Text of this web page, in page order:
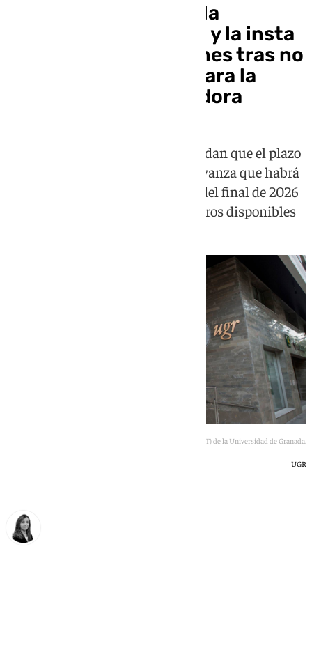
La Junta comparte «la
extrañeza» de la UGR y la insta
a presentar alegaciones tras no
recibir financiación para la
excelencia investigadora
Desde el Gobierno andaluz recuerdan que el plazo
está abierto hasta el 6 de julio y avanza que habrá
una segunda convocatoria antes del final de 2026
hasta agotar los 27 millones de euros disponibles
Centro de Transferencia Tecnológica (CTT) de la Universidad de Granada.
UGR